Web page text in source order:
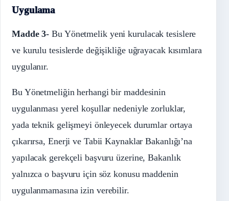
Uygulama
Madde 3- Bu Yönetmelik yeni kurulacak tesislere
ve kurulu tesislerde değişikliğe uğrayacak kısımlara
uygulanır.
Bu Yönetmeliğin herhangi bir maddesinin
uygulanması yerel koşullar nedeniyle zorluklar,
yada teknik gelişmeyi önleyecek durumlar ortaya
çıkarırsa, Enerji ve Tabii Kaynaklar Bakanlığı’na
yapılacak gerekçeli başvuru üzerine, Bakanlık
yalnızca o başvuru için söz konusu maddenin
uygulanmamasına izin verebilir.